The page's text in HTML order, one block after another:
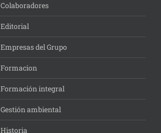
Colaboradores
Editorial
Empresas del Grupo
Formacion
Formación integral
Gestión ambiental
Historia